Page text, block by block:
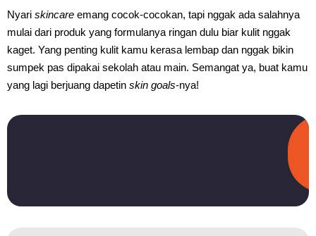
Nyari skincare emang cocok-cocokan, tapi nggak ada salahnya
mulai dari produk yang formulanya ringan dulu biar kulit nggak
kaget. Yang penting kulit kamu kerasa lembap dan nggak bikin
sumpek pas dipakai sekolah atau main. Semangat ya, buat kamu
yang lagi berjuang dapetin skin goals-nya!